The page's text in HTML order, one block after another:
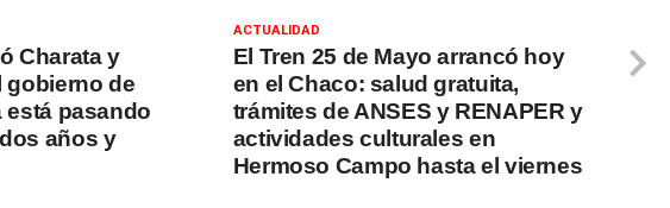
ACTUALIDAD
El Tren 25 de Mayo arrancó hoy
en el Chaco: salud gratuita,
trámites de ANSES y RENAPER y
actividades culturales en
Hermoso Campo hasta el viernes
Charata y
gobierno de
está pasando
años y